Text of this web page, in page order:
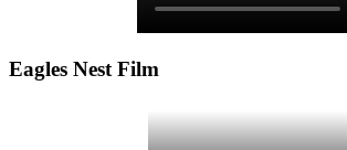
Eagles Nest Film